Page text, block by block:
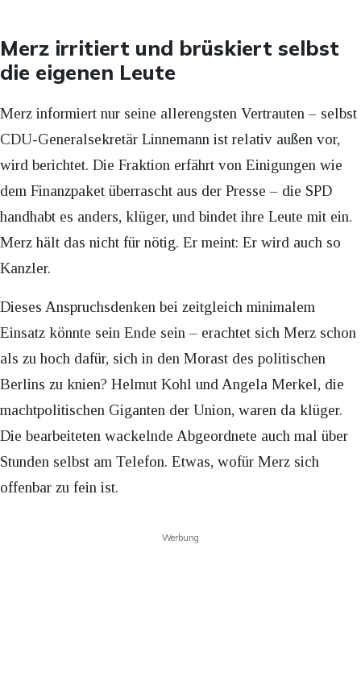
Merz irritiert und brüskiert selbst
die eigenen Leute
Merz informiert nur seine allerengsten Vertrauten – selbst
CDU-Generalsekretär Linnemann ist relativ außen vor,
wird berichtet. Die Fraktion erfährt von Einigungen wie
dem Finanzpaket überrascht aus der Presse – die SPD
handhabt es anders, klüger, und bindet ihre Leute mit ein.
Merz hält das nicht für nötig. Er meint: Er wird auch so
Kanzler.
Dieses Anspruchsdenken bei zeitgleich minimalem
Einsatz könnte sein Ende sein – erachtet sich Merz schon
als zu hoch dafür, sich in den Morast des politischen
Berlins zu knien? Helmut Kohl und Angela Merkel, die
machtpolitischen Giganten der Union, waren da klüger.
Die bearbeiteten wackelnde Abgeordnete auch mal über
Stunden selbst am Telefon. Etwas, wofür Merz sich
offenbar zu fein ist.
Werbung